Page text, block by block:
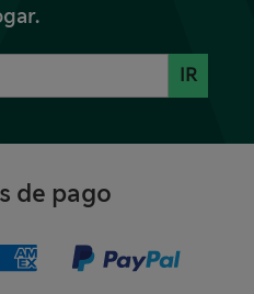
IR
de pago